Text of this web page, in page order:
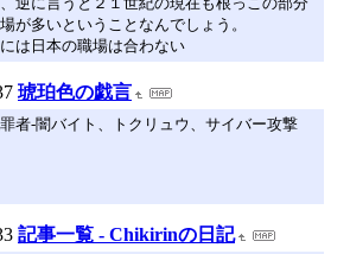
が多いということなんでしょう。
は日本の職場は合わない
琥珀色の戯言
罪者-闇バイト、トクリュウ、サイバー攻撃
記事一覧 - Chikirinの日記